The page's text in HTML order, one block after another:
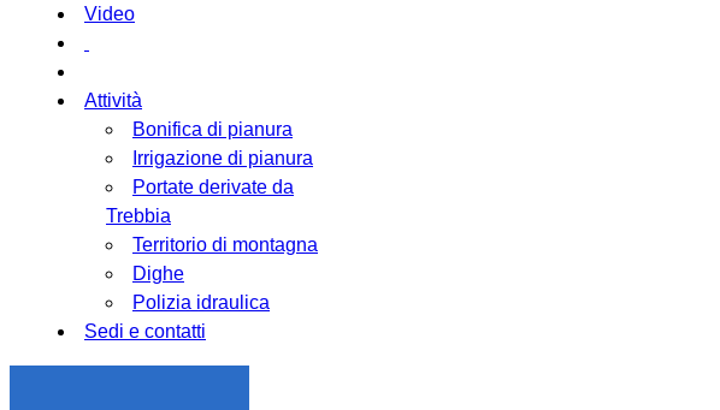
Video
Attività
Bonifica di pianura
Irrigazione di pianura
Portate derivate da
Trebbia
Territorio di montagna
Dighe
Polizia idraulica
Sedi e contatti